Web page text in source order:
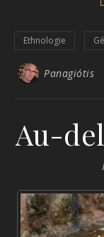
Ethnologie
Panagiótis
Au-